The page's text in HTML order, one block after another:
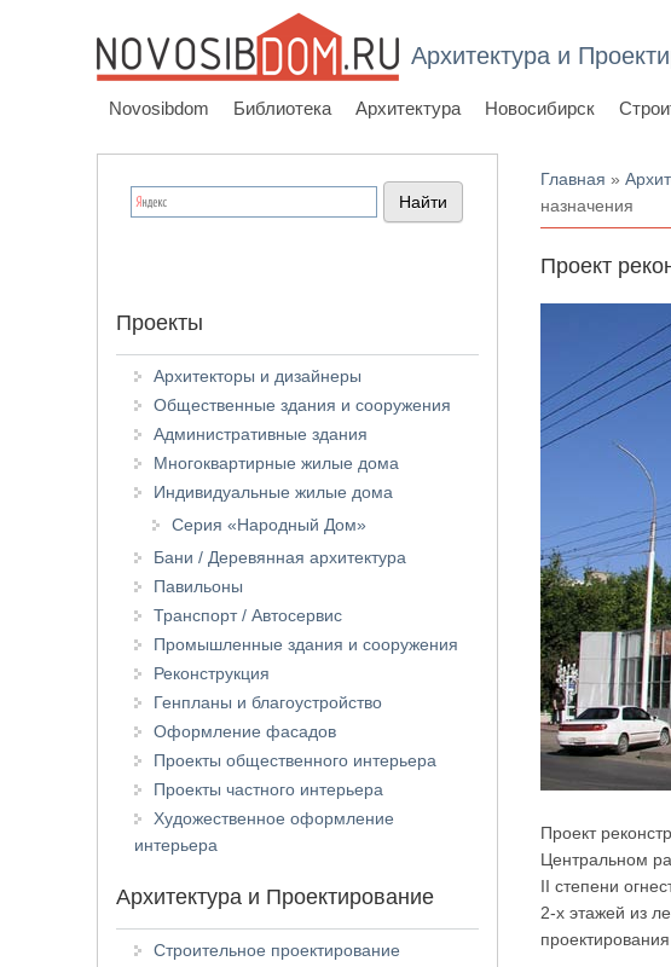
Архитектура и
Novosibdom Библиотека Архитектура Новосибирск
Вы здесь
Главная »
назначения
Проект
Проект
Центральном
II степени
2-х этажей из
Проекты
Архитекторы и дизайнеры
Общественные здания и сооружения
Административные здания
Многоквартирные жилые дома
Индивидуальные жилые дома
Серия «Народный Дом»
Бани / Деревянная архитектура
Павильоны
Транспорт / Автосервис
Промышленные здания и сооружения
Реконструкция
Генпланы и благоустройство
Оформление фасадов
Проекты общественного интерьера
Проекты частного интерьера
Художественное оформление
интерьера
Архитектура и Проектирование
Строительное проектирование